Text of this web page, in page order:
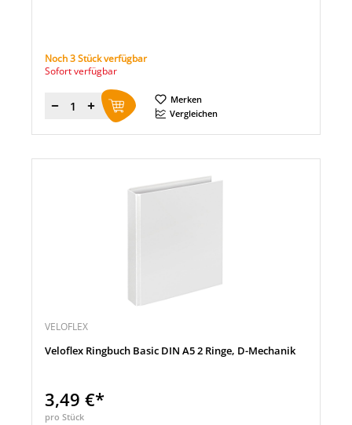
Noch 3 Stück verfügbar
Sofort verfügbar
Menge
Merken
Vergleichen
VELOFLEX
Veloflex Ringbuch Basic DIN A5 2 Ringe, D-Mechanik
3,49 €*
pro Stück